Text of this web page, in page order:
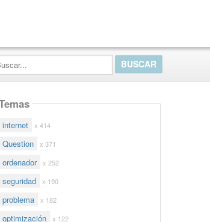
internet x 414
Question x 371
ordenador x 252
seguridad x 190
problema x 182
optimización x 122